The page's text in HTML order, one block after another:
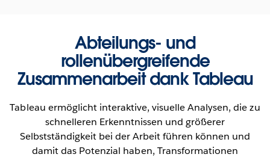
Abteilungs- und
rollenübergreifende
Zusammenarbeit dank Tableau
Tableau ermöglicht interaktive, visuelle Analysen, die zu
schnelleren Erkenntnissen und größerer
Selbstständigkeit bei der Arbeit führen können und
damit das Potenzial haben, Transformationen